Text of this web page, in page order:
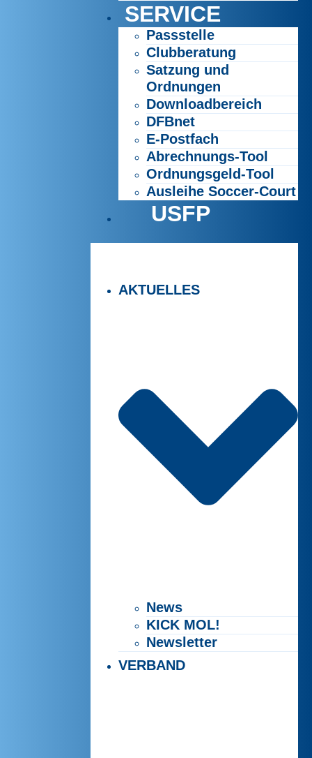
SERVICE
Passstelle
Clubberatung
Satzung und
Ordnungen
Downloadbereich
DFBnet
E-Postfach
Abrechnungs-Tool
Ordnungsgeld-Tool
Ausleihe Soccer-Court
USFP
AKTUELLES
News
KICK MOL!
Newsletter
VERBAND